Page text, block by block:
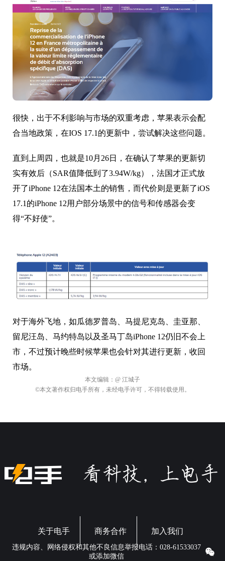
很快，出于不利影响与市场的双重考虑，苹果表示会配
合当地政策，在IOS 17.1的更新中，尝试解决这些问题。
直到上周四，也就是10月26日，在确认了苹果的更新切
实有效后（SAR值降低到了3.94W/kg），法国才正式放
开了iPhone 12在法国本土的销售，而代价则是更新了iOS
17.1的iPhone 12用户部分场景中的信号和传感器会变
得“不好使”。
对于海外飞地，如瓜德罗普岛、马提尼克岛、圭亚那、
留尼汪岛、马约特岛以及圣马丁岛iPhone 12仍旧不会上
市，不过预计晚些时候苹果也会针对其进行更新，收回
市场。
本文编辑： @ 江城子
©本文著作权归电手所有，未经电手许可，不得转载使用。
关于电手 商务合作 加入我们
违规内容、网络侵权和其他不良信息举报电话：028-61533037
或添加微信